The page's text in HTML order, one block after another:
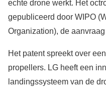
echte drone werkt. Het
gepubliceerd door WIPO
Organization), de
Het patent spreekt over
propellers. LG heeft een
landingssysteem van de